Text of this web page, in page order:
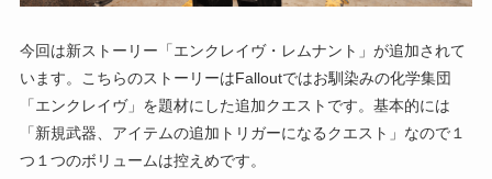
今回は新ストーリー「エンクレイヴ・レムナント」が追加されて
います。こちらのストーリーはFalloutではお馴染みの化学集団
「エンクレイヴ」を題材にした追加クエストです。基本的には
「新規武器、アイテムの追加トリガーになるクエスト」なので１
つ１つのボリュームは控えめです。